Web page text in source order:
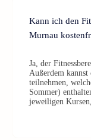
Kann ich den
Murnau
Ja, der
Außerdem
teilnehmen,
Sommer)
jeweiligen